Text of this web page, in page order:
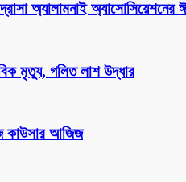
অ্যালামনাই অ্যাসোসিয়েশনের
মৃত্যু, গলিত লাশ উদ্ধার
কাউসার আজিজ